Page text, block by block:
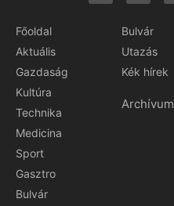
Főoldal
Aktuális
Gazdaság
Kultúra
Technika
Medicina
Sport
Gasztro
Bulvár
Bulvár
Utazás
Kék hírek
Archívum